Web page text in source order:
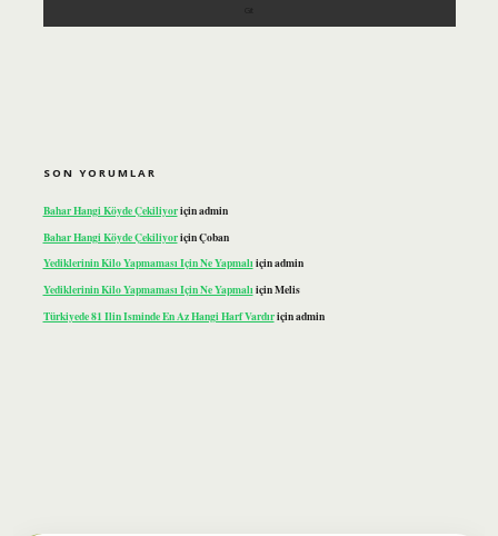
SON YORUMLAR
Bahar Hangi Köyde Çekiliyoriçinadmin
Bahar Hangi Köyde ÇekiliyoriçinÇoban
Yediklerinin Kilo Yapmaması Için Ne Yapmalıiçinadmin
Yediklerinin Kilo Yapmaması Için Ne YapmalıiçinMelis
Türkiyede 81 Ilin Isminde En Az Hangi Harf Vardıriçinadmin